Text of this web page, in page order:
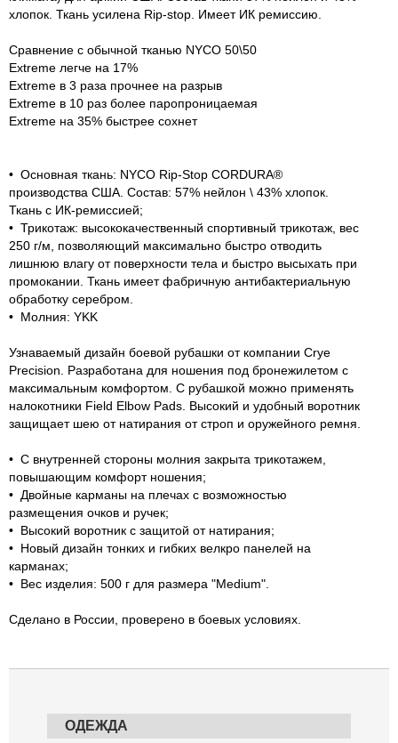
хлопок. Ткань усилена Rip-stop. Имеет ИК ремиссию.
Сравнение с обычной тканью NYCO 50\50
Extreme легче на 17%
Extreme в 3 раза прочнее на разрыв
Extreme в 10 раз более паропроницаемая
Extreme на 35% быстрее сохнет
• Основная ткань: NYCO Rip-Stop CORDURA®
производства США. Состав: 57% нейлон \ 43% хлопок.
Ткань с ИК-ремиссией;
• Трикотаж: высококачественный спортивный трикотаж, вес
250 г/м, позволяющий максимально быстро отводить
лишнюю влагу от поверхности тела и быстро высыхать при
промокании. Ткань имеет фабричную антибактериальную
обработку серебром.
• Молния: YKK
Узнаваемый дизайн боевой рубашки от компании Crye
Precision. Разработана для ношения под бронежилетом с
максимальным комфортом. С рубашкой можно применять
налокотники Field Elbow Pads. Высокий и удобный воротник
защищает шею от натирания от строп и оружейного ремня.
• С внутренней стороны молния закрыта трикотажем,
повышающим комфорт ношения;
• Двойные карманы на плечах с возможностью
размещения очков и ручек;
• Высокий воротник с защитой от натирания;
• Новый дизайн тонких и гибких велкро панелей на
карманах;
• Вес изделия: 500 г для размера "Medium".
Сделано в России, проверено в боевых условиях.
ОДЕЖДА